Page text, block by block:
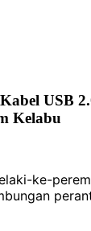
USB
Kelabu
ke-